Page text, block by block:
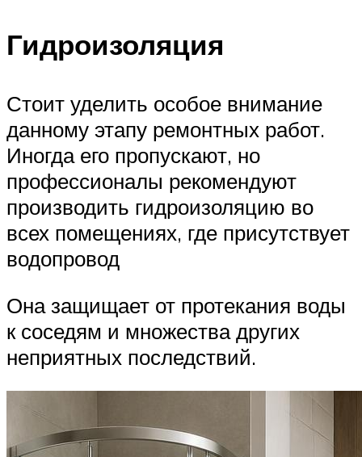
Гидроизоляция
Стоит уделить особое внимание
данному этапу ремонтных работ.
Иногда его пропускают, но
профессионалы рекомендуют
производить гидроизоляцию во
всех помещениях, где присутствует
водопровод
Она защищает от протекания воды
к соседям и множества других
неприятных последствий.